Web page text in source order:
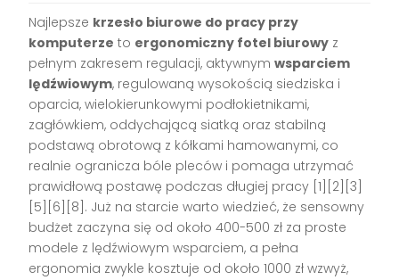
Najlepsze krzesło biurowe do pracy przy
komputerze to ergonomiczny fotel biurowy z
pełnym zakresem regulacji, aktywnymwsparciem
lędźwiowym, regulowaną wysokością siedziska i
oparcia, wielokierunkowymi podłokietnikami,
zagłówkiem, oddychającą siatką oraz stabilną
podstawą obrotową z kółkami hamowanymi, co
realnie ogranicza bóle pleców i pomaga utrzymać
prawidłową postawę podczas długiej pracy [1][2][3]
[5][6][8]. Już na starcie warto wiedzieć, że sensowny
budżet zaczyna się od około 400-500 zł za proste
modele z lędźwiowym wsparciem, a pełna
ergonomia zwykle kosztuje od około 1000 zł wzwyż,